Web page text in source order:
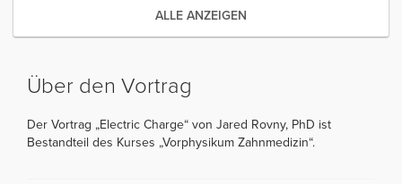
ALLE ANZEIGEN
Über den Vortrag
Der Vortrag „Electric Charge“ von Jared Rovny, PhD ist
Bestandteil des Kurses „Vorphysikum Zahnmedizin“.